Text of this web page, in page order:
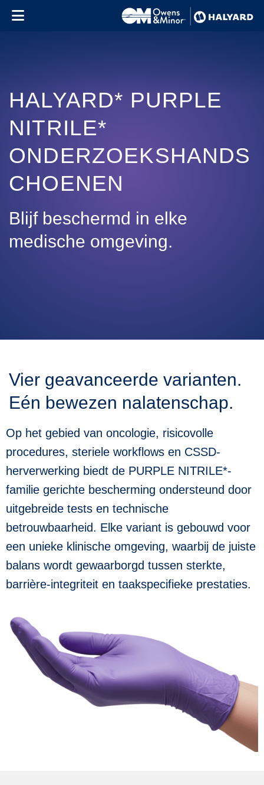
HALYARD* PURPLE
NITRILE*
ONDERZOEKSHANDS
CHOENEN
Blijf beschermd in elke
medische omgeving.
Vier geavanceerde varianten.
Eén bewezen nalatenschap.
Op het gebied van oncologie, risicovolle
procedures, steriele workflows en CSSD-
herverwerking biedt de PURPLE NITRILE*-
familie gerichte bescherming ondersteund door
uitgebreide tests en technische
betrouwbaarheid. Elke variant is gebouwd voor
een unieke klinische omgeving, waarbij de juiste
balans wordt gewaarborgd tussen sterkte,
barrière-integriteit en taakspecifieke prestaties.